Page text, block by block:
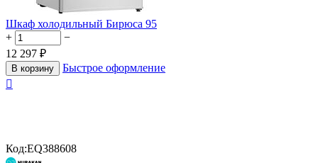
Шкаф холодильный Бирюса 95
+
−
12 297 ₽
В корзину
Быстрое оформление

Код:EQ388608